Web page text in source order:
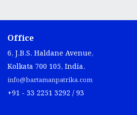
Office
6, J.B.S. Haldane Avenue,
Kolkata 700 105, India.
info@bartamanpatrika.com
+91 - 33 2251 3292 / 93